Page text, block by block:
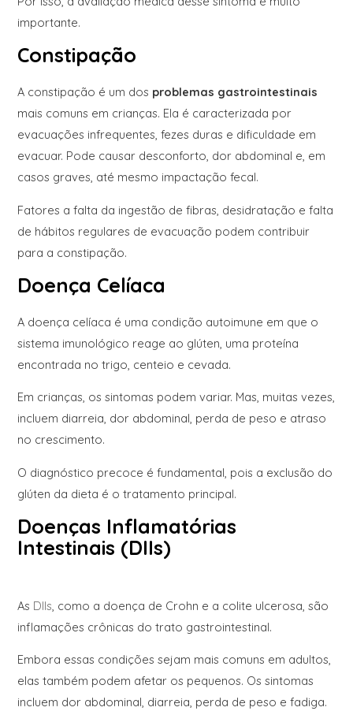
importante.
Constipação
A constipação é um dos problemas gastrointestinais
mais comuns em crianças. Ela é caracterizada por
evacuações infrequentes, fezes duras e dificuldade em
evacuar. Pode causar desconforto, dor abdominal e, em
casos graves, até mesmo impactação fecal.
Fatores a falta da ingestão de fibras, desidratação e falta
de hábitos regulares de evacuação podem contribuir
para a constipação.
Doença Celíaca
A doença celíaca é uma condição autoimune em que o
sistema imunológico reage ao glúten, uma proteína
encontrada no trigo, centeio e cevada.
Em crianças, os sintomas podem variar. Mas, muitas vezes,
incluem diarreia, dor abdominal, perda de peso e atraso
no crescimento.
O diagnóstico precoce é fundamental, pois a exclusão do
glúten da dieta é o tratamento principal.
Doenças Inflamatórias
Intestinais (DIIs)
As DIIs, como a doença de Crohn e a colite ulcerosa, são
inflamações crônicas do trato gastrointestinal.
Embora essas condições sejam mais comuns em adultos,
elas também podem afetar os pequenos. Os sintomas
incluem dor abdominal, diarreia, perda de peso e fadiga.